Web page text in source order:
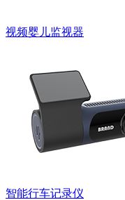
视频婴儿监视器
智能行车记录仪